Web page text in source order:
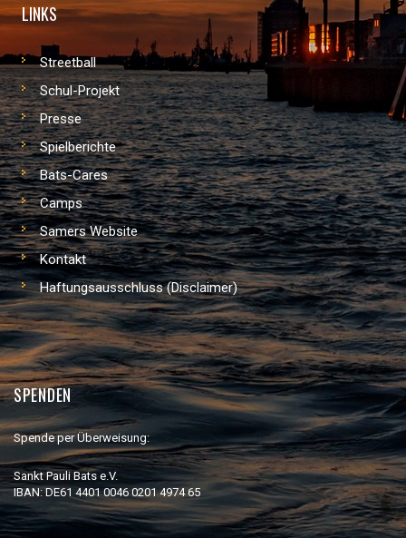
LINKS
Streetball
Schul-Projekt
Presse
Spielberichte
Bats-Cares
Camps
Samers Website
Kontakt
Haftungsausschluss (Disclaimer)
SPENDEN
Spende per Überweisung:
Sankt Pauli Bats e.V.
IBAN: DE61 4401 0046 0201 4974 65